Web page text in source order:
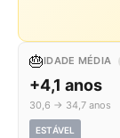
🎂IDADE MÉDIA
+4,1 anos
30,6 → 34,7 anos
ESTÁVEL